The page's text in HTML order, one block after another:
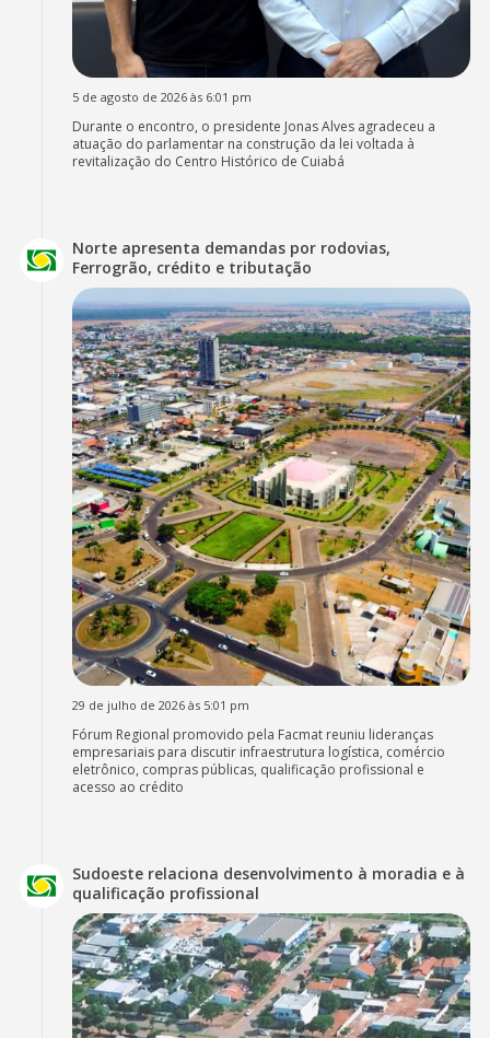
5 de agosto de 2026 às 6:01 pm
Durante o encontro, o presidente Jonas Alves agradeceu a
atuação do parlamentar na construção da lei voltada à
revitalização do Centro Histórico de Cuiabá
Norte apresenta demandas por rodovias,
Ferrogrão, crédito e tributação
29 de julho de 2026 às 5:01 pm
Fórum Regional promovido pela Facmat reuniu lideranças
empresariais para discutir infraestrutura logística, comércio
eletrônico, compras públicas, qualificação profissional e
acesso ao crédito
Sudoeste relaciona desenvolvimento à moradia e à
qualificação profissional